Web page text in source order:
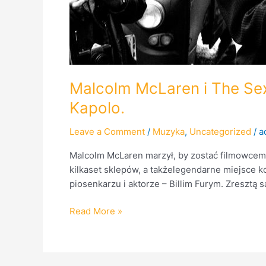
Malcolm McLaren i The
Kapolo.
Leave a Comment / Muzyka, Uncategorized /
Malcolm McLaren marzył, by zostać
kilkaset sklepów, a takżelegendarne miejsce
piosenkarzu i aktorze – Billim Furym. Zresztą
Read More »